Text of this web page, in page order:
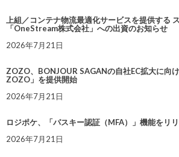
上組／コンテナ物流最適化サービスを提供する
「OneStream株式会社」への出資のお知らせ
2026年7月21日
ZOZO、BONJOUR SAGANの自社EC拡大に向
ZOZO」を提供開始
2026年7月21日
ロジポケ、「パスキー認証（MFA）」機能をリ
2026年7月21日